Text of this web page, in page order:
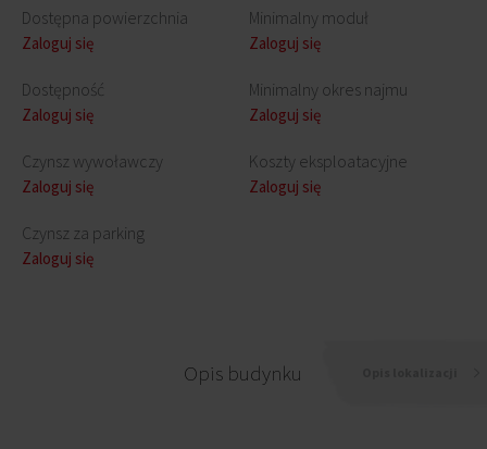
Dostępna powierzchnia
Zaloguj się
Dostępność
Zaloguj się
Czynsz wywoławczy
Zaloguj się
Czynsz za parking
Zaloguj się
Minimalny moduł
Zaloguj się
Minimalny okres najmu
Zaloguj się
Koszty eksploatacyjne
Zaloguj się
Opis budynku